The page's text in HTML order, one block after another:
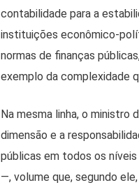
contabilidade para a
instituições econômico-
normas de finanças
exemplo da complexidade
Na mesma linha, o ministro
dimensão e a
públicas em todos os
—, volume que, segundo